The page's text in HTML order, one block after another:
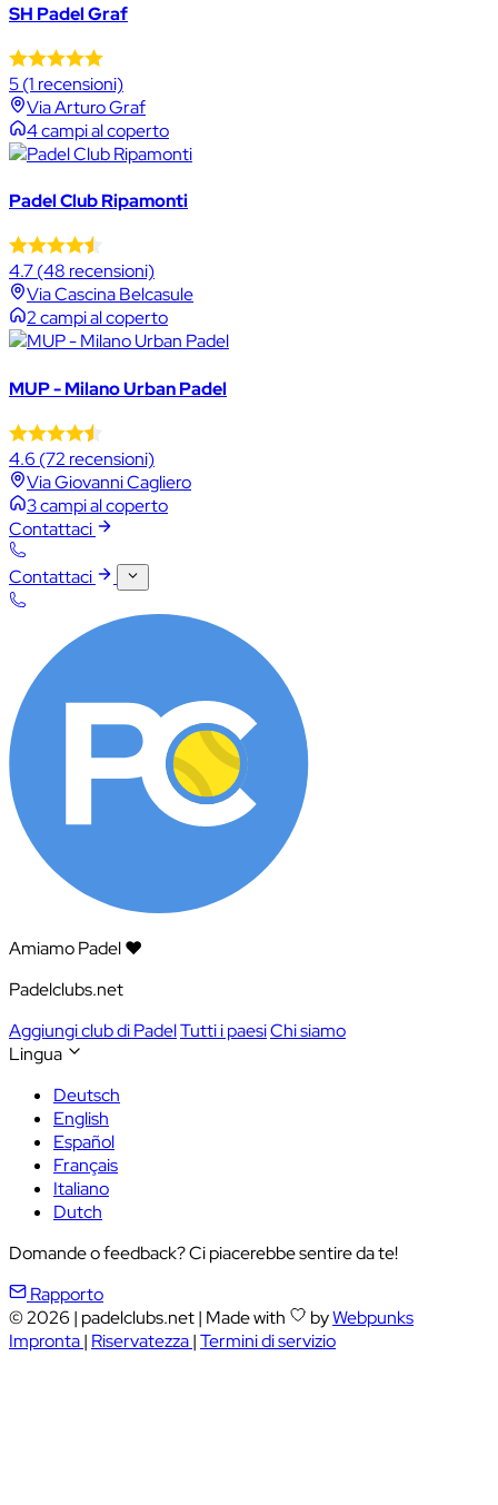
SH Padel Graf
5(1 recensioni)
Via Arturo Graf
4 campi al coperto
Padel Club Ripamonti
4.7(48 recensioni)
Via Cascina Belcasule
2 campi al coperto
MUP - Milano Urban Padel
4.6 (72 recensioni)
Via Giovanni Cagliero
3 campi al coperto
Contattaci
Contattaci
Amiamo Padel ❤️
Padelclubs.net
Aggiungi club di PadelTutti i paesiChi siamo
Lingua
Deutsch
English
Español
Français
Italiano
Dutch
Domande o feedback? Ci piacerebbe sentire da te!
Rapporto
© 2026 | padelclubs.net| Made with byWebpunks
Impronta| Riservatezza|Termini di servizio